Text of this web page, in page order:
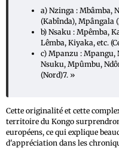
a) Nzinga : Mbâmba,
(Kabînda), Mpângala
b) Nsaku : Mpêmba,
Lêmba, Kiyaka, etc.
c) Mpanzu : Mpangu,
Nsuku, Mpûmbu,
(Nord)7. »
Cette originalité et cette
territoire du Kongo
européens, ce qui explique
d'appréciation dans les